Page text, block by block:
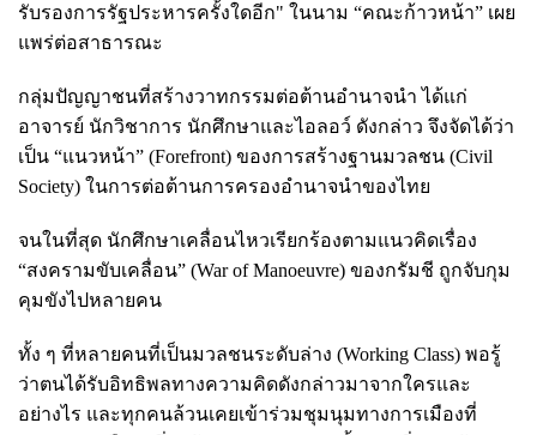
รับรองการรัฐประหารครั้งใดอีก" ในนาม “คณะก้าวหน้า” เผย
แพร่ต่อสาธารณะ
กลุ่มปัญญาชนที่สร้างวาทกรรมต่อต้านอำนาจนำ ได้แก่
อาจารย์ นักวิชาการ นักศึกษาและไอลอว์ ดังกล่าว จึงจัดได้ว่า
เป็น “แนวหน้า” (Forefront) ของการสร้างฐานมวลชน (Civil
Society) ในการต่อต้านการครองอำนาจนำของไทย
จนในที่สุด นักศึกษาเคลื่อนไหวเรียกร้องตามแนวคิดเรื่อง
“สงครามขับเคลื่อน” (War of Manoeuvre) ของกรัมชี ถูกจับกุม
คุมขังไปหลายคน
ทั้ง ๆ ที่หลายคนที่เป็นมวลชนระดับล่าง (Working Class) พอรู้
ว่าตนได้รับอิทธิพลทางความคิดดังกล่าวมาจากใครและ
อย่างไร และทุกคนล้วนเคยเข้าร่วมชุมนุมทางการเมืองที่